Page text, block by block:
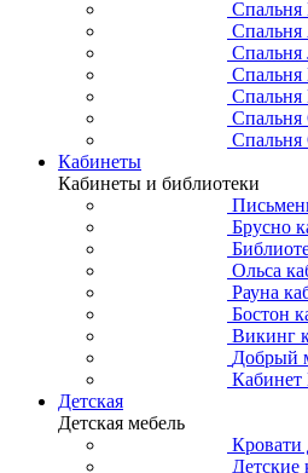
Спальня
Спальня
Спальня
Спальня
Спальня
Спальня
Спальня
Кабинеты
Кабинеты и библиотеки
Брусно
Ольса
Рауна
Бостон
Викинг
Добрый
Кабинет
Детская
Детская мебель
Кровати
Детские